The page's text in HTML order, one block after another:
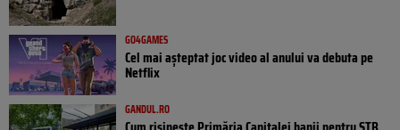
GO4GAMES
Cel mai așteptat joc video al anului va debuta pe
Netflix
GANDUL.RO